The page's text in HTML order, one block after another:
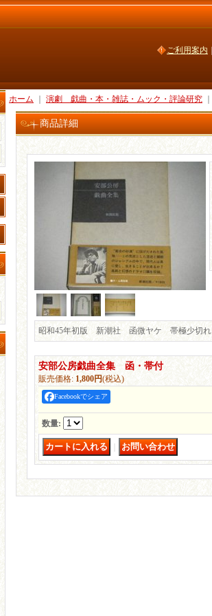
ご利用案内
ホーム 演劇 戯曲・本・雑誌・ムック・評論研究
商品詳細
昭和45年初版 新潮社 函微ヤケ 帯極少切れ
安部公房戯曲全集 函・帯付
販売価格: 1,800円(税込)
Facebookでシェア
数量: